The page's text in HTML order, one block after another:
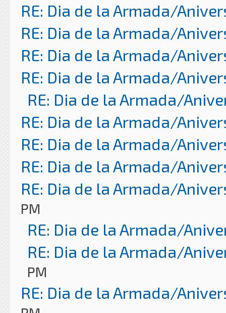
RE: Dia de la Armada/
RE: Dia de la Armada/
RE: Dia de la Armada/
RE: Dia de la Armada/
RE: Dia de la Armada/
RE: Dia de la Armada/
RE: Dia de la Armada/
RE: Dia de la Armada/
RE: Dia de la Armada/
PM
RE: Dia de la Armada/
RE: Dia de la Armada/
PM
RE: Dia de la Armada/